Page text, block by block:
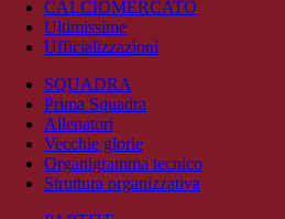
CALCIOMERCATO
Ultimissime
Ufficializzazioni
SQUADRA
Prima Squadra
Allenatori
Vecchie glorie
Organigramma tecnico
Struttura organizzativa